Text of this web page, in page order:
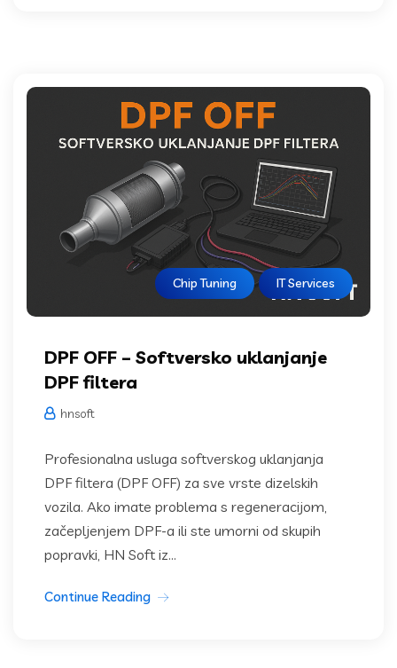
Chip Tuning IT Services
DPF OFF – Softversko uklanjanje
DPF filtera
hnsoft
Profesionalna usluga softverskog uklanjanja
DPF filtera (DPF OFF) za sve vrste dizelskih
vozila. Ako imate problema s regeneracijom,
začepljenjem DPF-a ili ste umorni od skupih
popravki, HN Soft iz...
Continue Reading